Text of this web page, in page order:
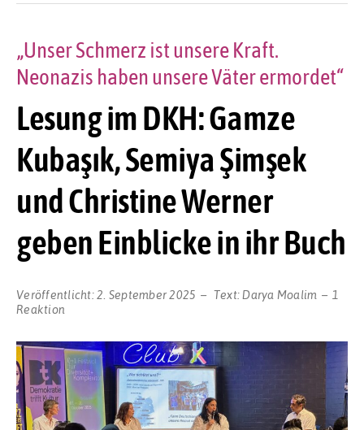
Lesung im DKH: Gamze
Kubaşık, Semiya Şimşek
und Christine Werner
geben Einblicke in ihr Buch
„Unser Schmerz ist unsere Kraft.
Neonazis haben unsere Väter ermordet“
Veröffentlicht:2. September 2025 Text:Darya Moalim
1
Reaktion